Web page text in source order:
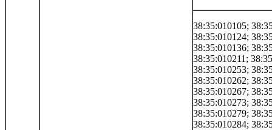
38:35:010105;
38:35:010124;
38:35:010136;
38:35:010211;
38:35:010253;
38:35:010262;
38:35:010267;
38:35:010273;
38:35:010279;
38:35:010284;